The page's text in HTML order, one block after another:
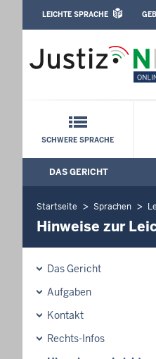
Amtsgericht
Leichte Sprache,
LEICHTE SPRACHE
SCHWERE SPRACHE
Hauptmenü:
DAS GERICHT
Startseite Sprachen
Hinweise zur
Das Gericht
Aufgaben
Kontakt
Rechts-Infos